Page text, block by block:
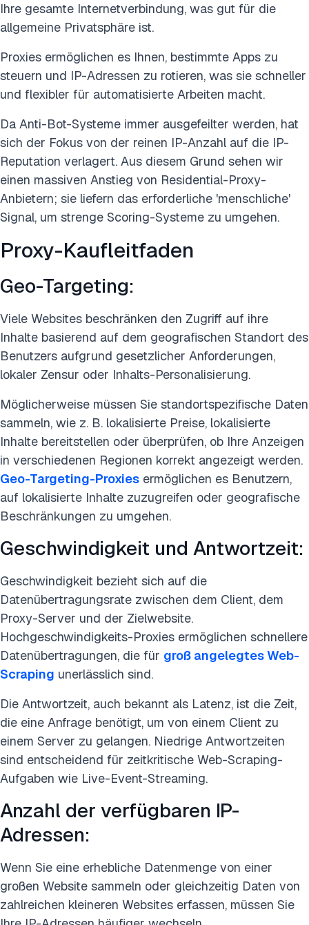
Ihre gesamte Internetverbindung, was gut für die
allgemeine Privatsphäre ist.
Proxies ermöglichen es Ihnen, bestimmte Apps zu
steuern und IP-Adressen zu rotieren, was sie schneller
und flexibler für automatisierte Arbeiten macht.
Da Anti-Bot-Systeme immer ausgefeilter werden, hat
sich der Fokus von der reinen IP-Anzahl auf die IP-
Reputation verlagert. Aus diesem Grund sehen wir
einen massiven Anstieg von Residential-Proxy-
Anbietern; sie liefern das erforderliche 'menschliche'
Signal, um strenge Scoring-Systeme zu umgehen.
Proxy-Kaufleitfaden
Geo-Targeting:
Viele Websites beschränken den Zugriff auf ihre
Inhalte basierend auf dem geografischen Standort des
Benutzers aufgrund gesetzlicher Anforderungen,
lokaler Zensur oder Inhalts-Personalisierung.
Möglicherweise müssen Sie standortspezifische Daten
sammeln, wie z. B. lokalisierte Preise, lokalisierte
Inhalte bereitstellen oder überprüfen, ob Ihre Anzeigen
in verschiedenen Regionen korrekt angezeigt werden.
Geo-Targeting-Proxies ermöglichen es Benutzern,
auf lokalisierte Inhalte zuzugreifen oder geografische
Beschränkungen zu umgehen.
Geschwindigkeit und Antwortzeit:
Geschwindigkeit bezieht sich auf die
Datenübertragungsrate zwischen dem Client, dem
Proxy-Server und der Zielwebsite.
Hochgeschwindigkeits-Proxies ermöglichen schnellere
Datenübertragungen, die für groß angelegtes Web-
Scraping unerlässlich sind.
Die Antwortzeit, auch bekannt als Latenz, ist die Zeit,
die eine Anfrage benötigt, um von einem Client zu
einem Server zu gelangen. Niedrige Antwortzeiten
sind entscheidend für zeitkritische Web-Scraping-
Aufgaben wie Live-Event-Streaming.
Anzahl der verfügbaren IP-
Adressen:
Wenn Sie eine erhebliche Datenmenge von einer
großen Website sammeln oder gleichzeitig Daten von
zahlreichen kleineren Websites erfassen, müssen Sie